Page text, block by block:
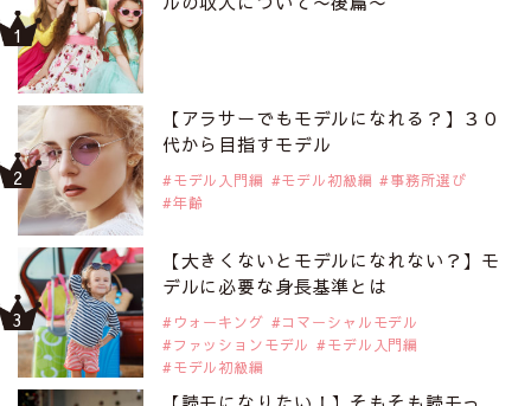
【アラサーでもモデルになれる？】３０
代から目指すモデル
モデル入門編 モデル初級編
事務所選び
年齢
【大きくないとモデルになれない？】モ
デルに必要な身長基準とは
ウォーキング
コマーシャルモデル
ファッションモデル
モデル入門編
モデル初級編